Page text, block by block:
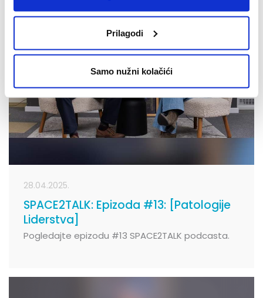
Prilagodi
Samo nužni kolačići
28.04.2025.
SPACE2TALK: Epizoda #13: [Patologije
Liderstva]
Pogledajte epizodu #13 SPACE2TALK podcasta.